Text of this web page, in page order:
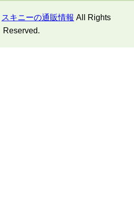
スキニーの通販情報 All Rights
Reserved.